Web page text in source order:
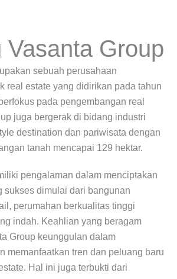
Vasanta Group
sebuah perusahaan
real estate yang didirikan pada tahun
pada pengembangan real
juga bergerak di bidang industri
destination dan pariwisata dengan
tanah mencapai 129 hektar.
pengalaman dalam menciptakan
sukses dimulai dari bangunan
perumahan berkualitas tinggi
indah. Keahlian yang beragam
Group keunggulan dalam
memanfaatkan tren dan peluang baru
Hal ini juga terbukti dari